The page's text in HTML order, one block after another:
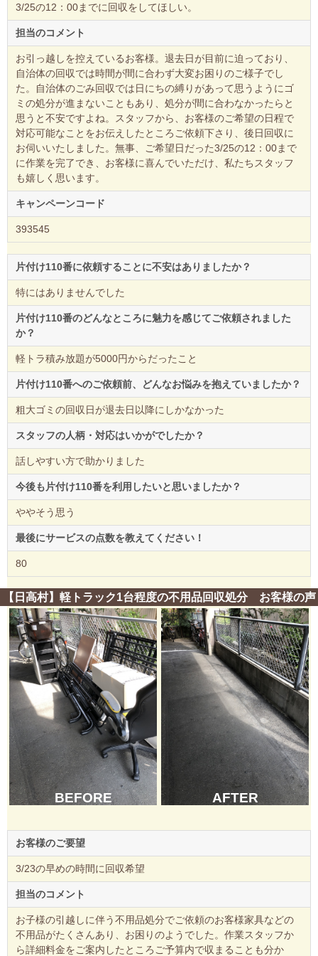
3/25の12：00までに回収をしてほしい。
担当のコメント
お引っ越しを控えているお客様。退去日が目前に迫っており、
自治体の回収では時間が間に合わず大変お困りのご様子でし
た。自治体のごみ回収では日にちの縛りがあって思うようにゴ
ミの処分が進まないこともあり、処分が間に合わなかったらと
思うと不安ですよね。スタッフから、お客様のご希望の日程で
対応可能なことをお伝えしたところご依頼下さり、後日回収に
お伺いいたしました。無事、ご希望日だった3/25の12：00まで
に作業を完了でき、お客様に喜んでいただけ、私たちスタッフ
も嬉しく思います。
キャンペーンコード
393545
片付け110番に依頼することに不安はありましたか？
特にはありませんでした
片付け110番のどんなところに魅力を感じてご依頼されました
か？
軽トラ積み放題が5000円からだったこと
片付け110番へのご依頼前、どんなお悩みを抱えていましたか？
粗大ゴミの回収日が退去日以降にしかなかった
スタッフの人柄・対応はいかがでしたか？
話しやすい方で助かりました
今後も片付け110番を利用したいと思いましたか？
ややそう思う
最後にサービスの点数を教えてください！
80
【日高村】軽トラック1台程度の不用品回収処分 お客様の声
BEFORE AFTER
お客様のご要望
3/23の早めの時間に回収希望
担当のコメント
お子様の引越しに伴う不用品処分でご依頼のお客様家具などの
不用品がたくさんあり、お困りのようでした。作業スタッフか
ら詳細料金をご案内したところご予算内で収まることも分か